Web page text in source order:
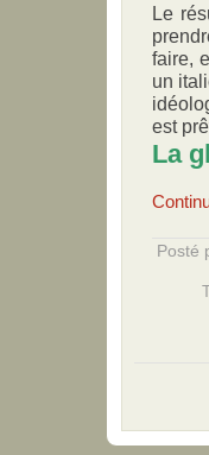
Le
faire,
un
est
La
Posté